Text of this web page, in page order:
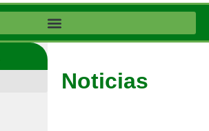
Noticias